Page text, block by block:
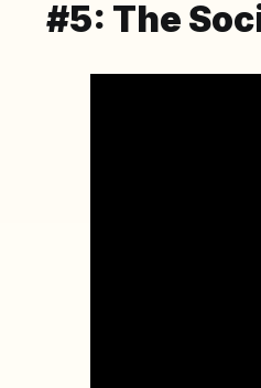
#5: The